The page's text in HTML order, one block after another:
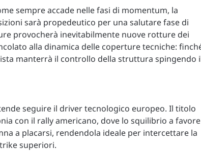
sempre accade nelle fasi di momentum, la
sarà propedeutico per una salutare fase di
provocherà inevitabilmente nuove rotture dei
alla dinamica delle coperture tecniche:
manterrà il controllo della struttura spingendo
seguire il driver tecnologico europeo. Il titolo
con il rally americano, dove lo squilibrio a favore
a placarsi, rendendola ideale per intercettare la
superiori.